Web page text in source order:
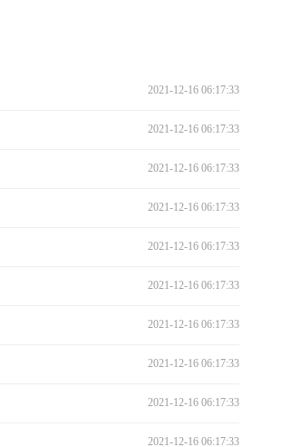
2021-12-16 06:17:33
2021-12-16 06:17:33
2021-12-16 06:17:33
2021-12-16 06:17:33
2021-12-16 06:17:33
2021-12-16 06:17:33
2021-12-16 06:17:33
2021-12-16 06:17:33
2021-12-16 06:17:33
2021-12-16 06:17:33